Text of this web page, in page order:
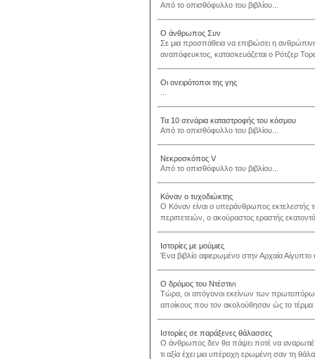
Από το οπισθόφυλλο του βιβλίου...
Ο άνθρωπος Συν
Σε μια προσπάθεια να επιβιώσει η
αναπόφευκτος, κατασκευάζεται ο Ρότζερ
Οι ονειρότοποι της γης
Τα 10 σενάρια καταστροφής του κόσμου
Από το οπισθόφυλλο του βιβλίου...
Νεκροσκόπος V
Από το οπισθόφυλλο του βιβλίου...
Κόναν ο τυχοδιώκτης
Ο Κόναν είναι ο υπεράνθρωπος
περιπετειών, ο ακούραστος εραστής
Ιστορίες με μούμιες
Ένα βιβλίο αφιερωμένο στην Αρχαία
Ο δρόμος του Ντέστινι
Τώρα, οι απόγονοι εκείνων των
αποίκους που τον ακολούθησαν ώς το τέρμα
Ιστορίες σε παράξενες θάλασσες
Ο άνθρωπος δεν θα πάψει ποτέ να
τι αξία έχει μια υπέροχη ερωμένη σαν τη